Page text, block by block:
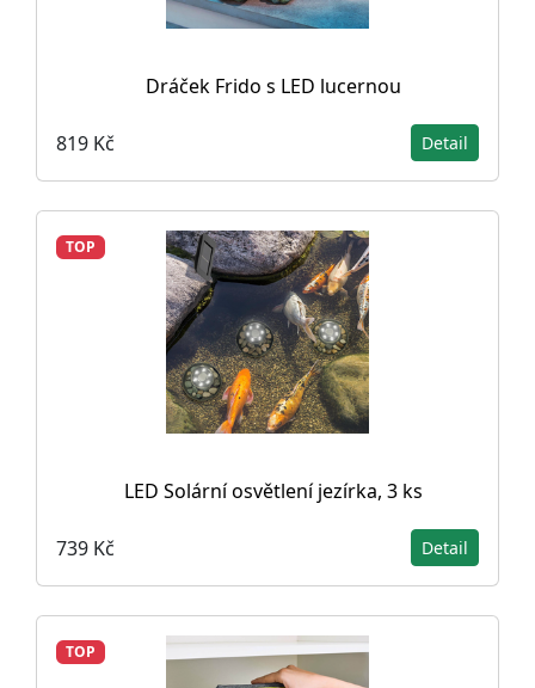
Dráček Frido s LED lucernou
819 Kč Detail
TOP
LED Solární osvětlení jezírka, 3 ks
739 Kč Detail
TOP